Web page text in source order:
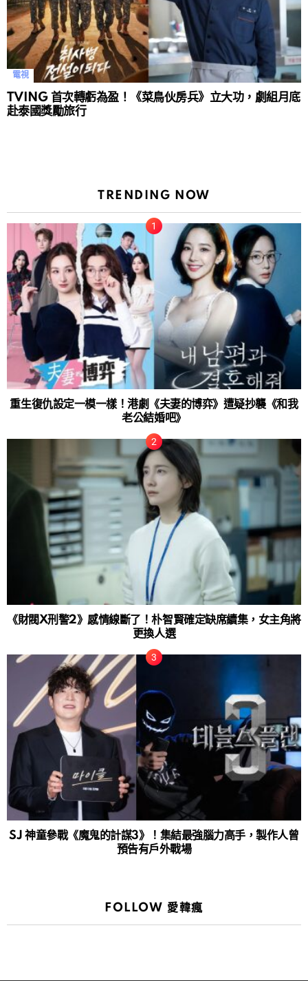
電視
TVING 首次轉虧為盈！《菜鳥伙房兵》立大功，劇組月底
赴泰國獎勵旅行
TRENDING NOW
重生復仇設定一模一樣！港劇《夫妻的博弈》遭疑抄襲《和我
老公結婚吧》
《財閥X刑警2》感情線斷了！朴智賢確定缺席續集，女主角將
更換人選
SJ 神童參戰《魔鬼的計謀3》！集結最強腦力高手，製作人曾
預告有戶外戰場
FOLLOW 愛韓瘋